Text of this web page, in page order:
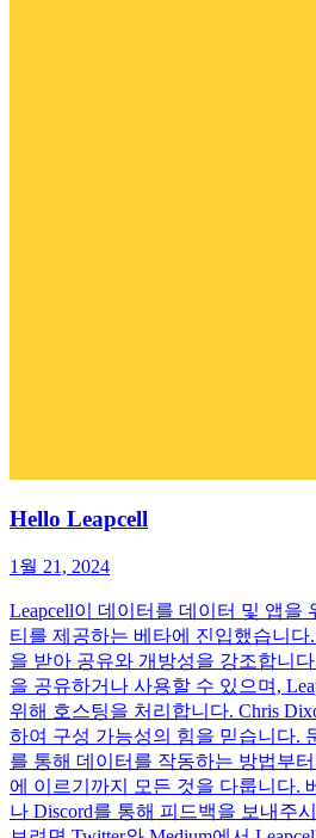
Hello Leapcell
1월 21, 2024
Leapcell이 데이터를 데이터 및 앱을
티를 제공하는 베타에 진입했습니
을 받아 공유와 개방성을 강조합니
을 공유하거나 사용할 수 있으며,
위해 호스팅을 처리합니다. Chris
하여 구성 가능성의 힘을 믿습니다.
를 통해 데이터를 작동하는 방법부
에 이르기까지 모든 것을 다룹니다.
나 Discord를 통해 피드백을 보내주